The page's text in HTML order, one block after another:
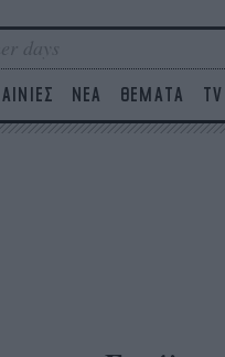
days
ΝΕΑ ΘΕΜΑΤΑ TV